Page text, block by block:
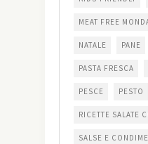
MEAT FREE
NATALE PANE
PASTA FRESCA
PESCE PESTO
RICETTE SALATE
SALSE E